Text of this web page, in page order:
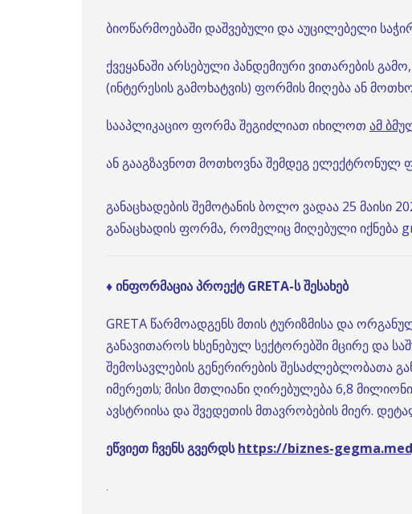
ბიოწარმოებაში დაშვებული და აუცილებელი
ქვეყანაში არსებული პანდემიური ვითარების
(ინტერესის გამოხატვის) ფორმის მიღება ან
სააპლიკაციო ფორმა შეგიძლიათ იხილოთ ამ
ან გააგზავნოთ მოთხოვნა შემდეგ ელექტრონულ
განაცხადების შემოტანის ბოლო ვადაა 25
განაცხადის ფორმა, რომელიც მიღებული იქნება
♦ ინფორმაცია პროექტ GRETA-ს შესახებ
GRETA წარმოადგენს მთის ტურიზმისა და
განავითაროს ხსენებულ სექტორებში მცირე და
შემოსავლების გენერირების შესაძლებლობათა
იმერეთს; მისი მთლიანი ღირებულება 6,8
ავსტრიისა და შვედეთის მთავრობების მიერ.
ეწვიეთ ჩვენს გვერდსhttps://biznes-
.